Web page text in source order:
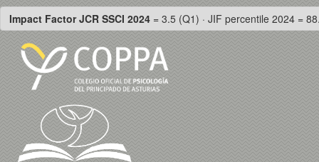
Impact Factor JCR SSCI 2024 = 3.5 (Q1) · JIF percentile 2024 =